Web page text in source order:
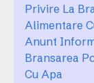
Privire La
Alimentare
Anunt
Bransarea
Cu Apa